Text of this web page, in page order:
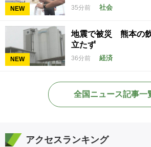
NEW 35分前 社会
NEW
地震で被災 熊本の
立たず
36分前 経済
全国ニュース記事一
アクセスランキング